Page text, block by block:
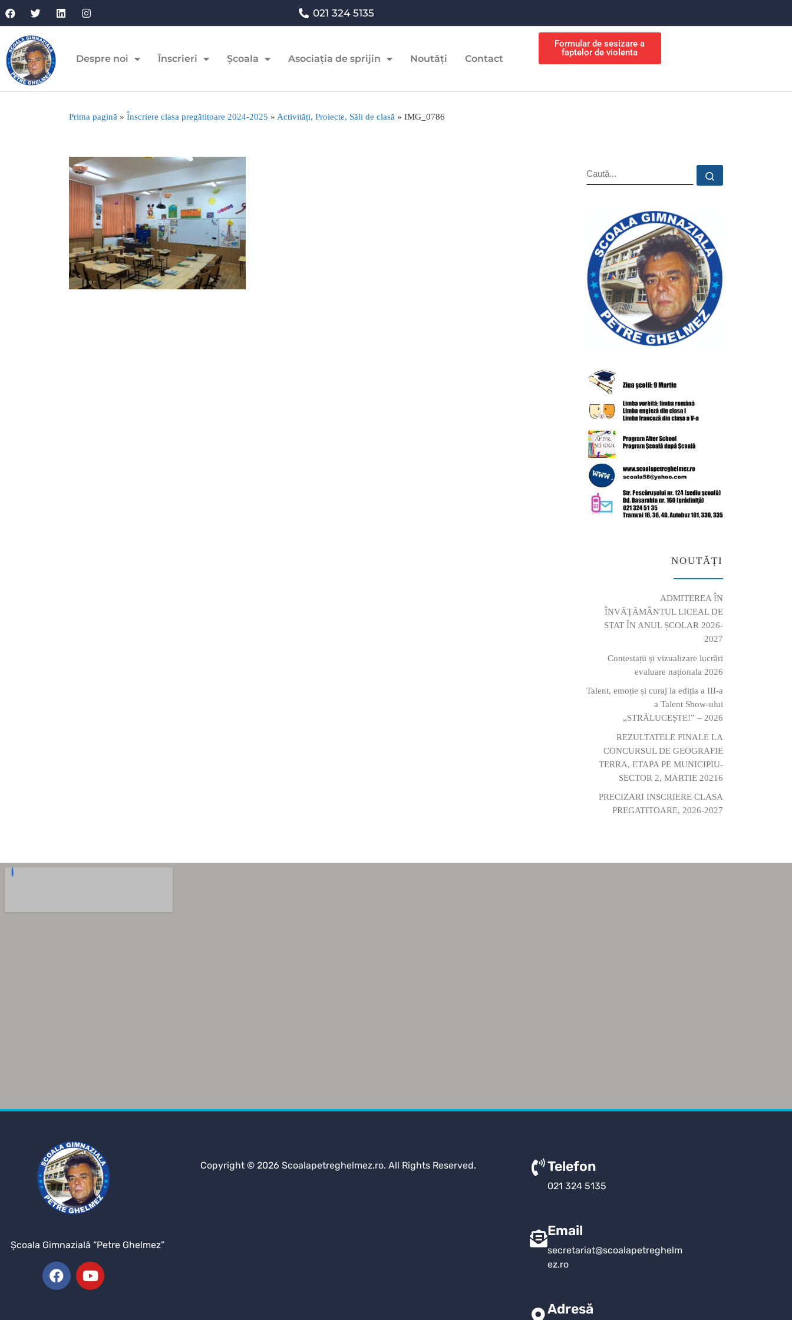
021 324 5135
Despre noi Înscrieri Școala Asociația de sprijin Noutăți Contact
Formular de sesizare a
faptelor de violenta
Prima pagină » Înscriere clasa pregătitoare 2024-2025 » Activități, Proiecte, Săli de clasă » IMG_0786
NOUTĂȚI
ADMITEREA ÎN
ÎNVĂȚĂMÂNTUL LICEAL DE
STAT ÎN ANUL ȘCOLAR 2026-
2027
Contestații și vizualizare lucrări
evaluare naționala 2026
Talent, emoție și curaj la ediția a III-a
a Talent Show-ului
„STRĂLUCEȘTE!” – 2026
REZULTATELE FINALE LA
CONCURSUL DE GEOGRAFIE
TERRA, ETAPA PE MUNICIPIU-
SECTOR 2, MARTIE 20216
PRECIZARI INSCRIERE CLASA
PREGATITOARE, 2026-2027
Şcoala Gimnazială “Petre Ghelmez”
Copyright © 2026 Scoalapetreghelmez.ro. All Rights Reserved. Telefon
021 324 5135
Email
secretariat@scoalapetreghelm
ez.ro
Adresă